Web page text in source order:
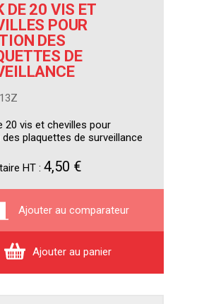
DE 20 VIS ET
POUR
DES
DE
20 vis et chevilles pour
plaquettes de surveillance
HT : 4,50 €
Ajouter au comparateur
Ajouter au panier